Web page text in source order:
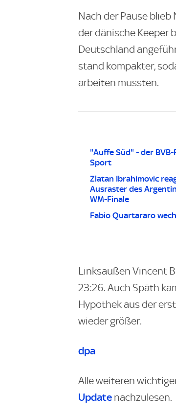
Nach der Pause
der dänische Keeper
Deutschland
stand kompakter,
arbeiten mussten.
"Auffe Süd" - der
Sport
Zlatan Ibrahimovic
Ausraster des
WM-Finale
Fabio Quartararo
Linksaußen Vincent
23:26. Auch Späth
Hypothek aus der
wieder größer.
dpa
Alle weiteren
Update nachzulesen.